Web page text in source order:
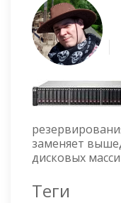
заменяет
дисковых
Теги